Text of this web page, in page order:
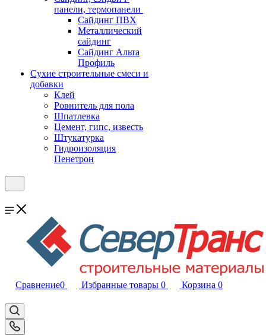
панели, термопанели
Сайдинг ПВХ
Металлический
сайдинг
Сайдинг Альта
Профиль
Сухие строительные смеси и
добавки
Клей
Ровнитель для пола
Шпатлевка
Цемент, гипс, известь
Штукатурка
Гидроизоляция
Пенетрон
Сравнение0 Избранные товары 0 Корзина 0